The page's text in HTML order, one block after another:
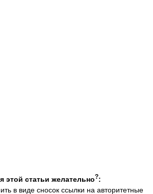
этой статьи желательно?:
в виде сносок ссылки на авторитетные